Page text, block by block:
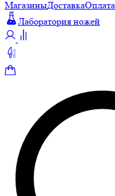
МагазиныДоставкаОплата
Лаборатория ножей